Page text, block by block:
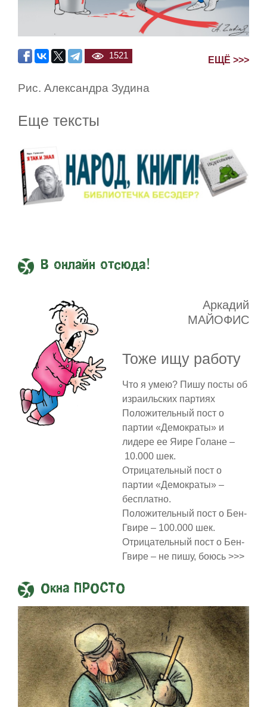
1521 ЕЩЁ >>>
Рис. Александра Зудина
Еще тексты
В онлайн отсюда!
Аркадий
МАЙОФИС
Тоже ищу работу
Что я умею? Пишу посты об
израильских партиях
Положительный пост о
партии «Демократы» и
лидере ее Яире Голане –
10.000 шек.
Отрицательный пост о
партии «Демократы» –
бесплатно.
Положительный пост о Бен-
Гвире – 100.000 шек.
Отрицательный пост о Бен-
Гвире – не пишу, боюсь >>>
Окна ПРОСТО